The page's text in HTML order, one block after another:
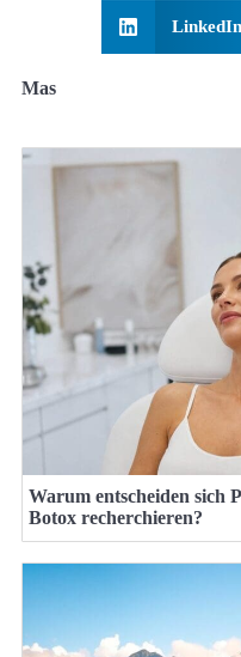
LinkedIn
Mas
Warum entscheiden sich
Botox recherchieren?